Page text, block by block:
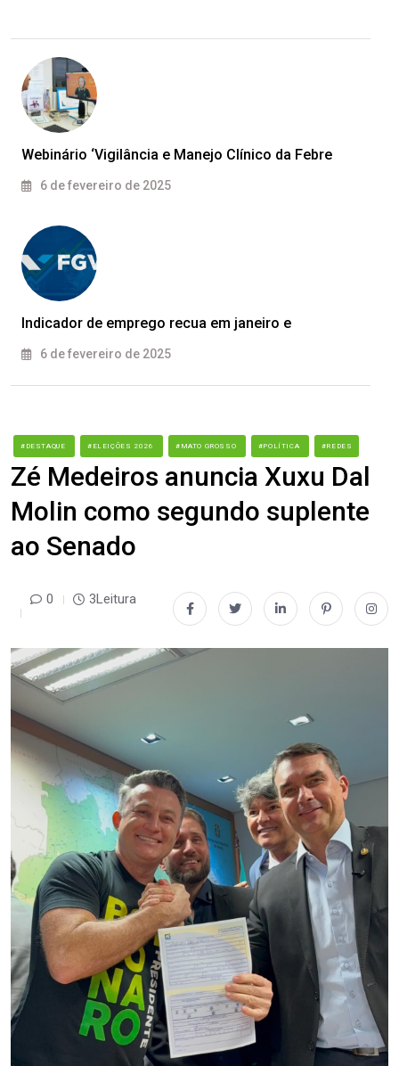
Webinário ‘Vigilância e Manejo Clínico da Febre
6 de fevereiro de 2025
Indicador de emprego recua em janeiro e
6 de fevereiro de 2025
#DESTAQUE #ELEIÇÕES 2026 #MATO GROSSO #POLÍTICA #REDES
Zé Medeiros anuncia Xuxu Dal
Molin como segundo suplente
ao Senado
0 3Leitura